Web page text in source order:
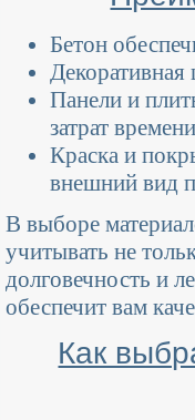
Бетон
Декоративная
Панели и
затрат
Краска и
внешний вид
В выборе
учитывать не
долговечность и
обеспечит вам
Как